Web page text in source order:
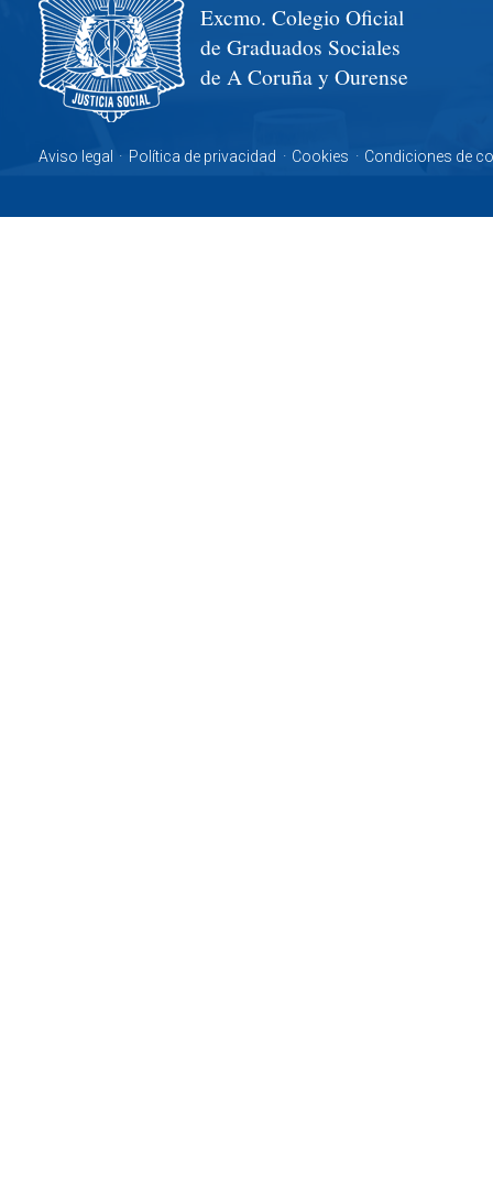
Excmo. Colegio Oficial
de Graduados Sociales
de A Coruña y Ourense
Aviso legal · Política de privacidad · Cookies · Condiciones de